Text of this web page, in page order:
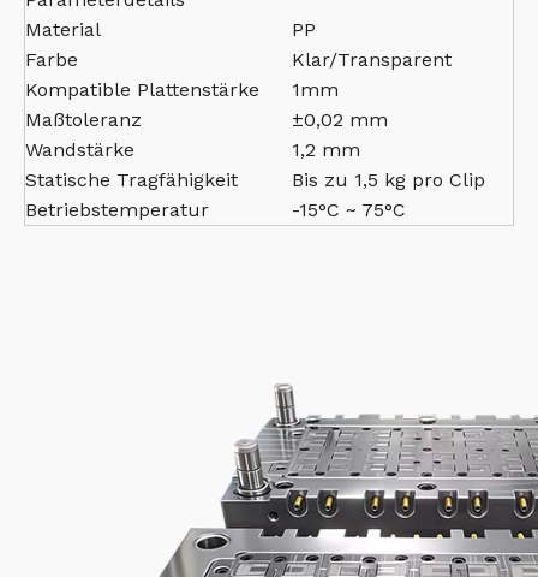
Material
PP
Farbe
Klar/Transparent
Kompatible Plattenstärke
1mm
Maßtoleranz
±0,02 mm
Wandstärke
1,2 mm
Statische Tragfähigkeit
Bis zu 1,5 kg pro Clip
Betriebstemperatur
-15°C ~ 75°C